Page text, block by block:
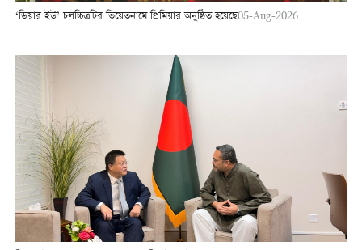
‘ডিয়ার ইউ’ চলচ্চিত্রটির ভিয়েতনামে প্রিমিয়ার অনুষ্ঠিত হয়েছে05-Aug-2026